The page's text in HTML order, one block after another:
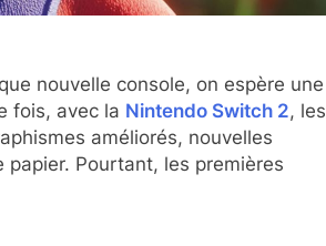
nouvelle console, on espère une
fois, avec la Nintendo Switch 2, les
améliorés, nouvelles
Pourtant, les premières